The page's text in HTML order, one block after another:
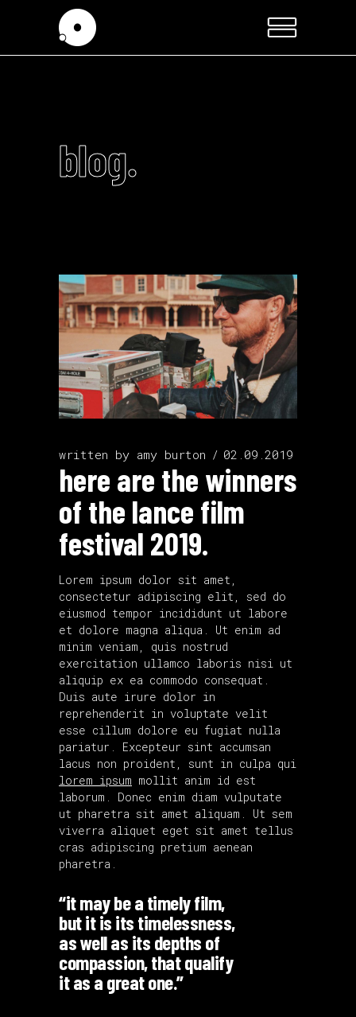
blog.
written by amy burton 02.09.2019
here are the winners
of the lance film
festival 2019.
Lorem ipsum dolor sit amet,
consectetur adipiscing elit, sed do
eiusmod tempor incididunt ut labore
et dolore magna aliqua. Ut enim ad
minim veniam, quis nostrud
exercitation ullamco laboris nisi ut
aliquip ex ea commodo consequat.
Duis aute irure dolor in
reprehenderit in voluptate velit
esse cillum dolore eu fugiat nulla
pariatur. Excepteur sint accumsan
lacus non proident, sunt in culpa qui
lorem ipsum mollit anim id est
laborum. Donec enim diam vulputate
ut pharetra sit amet aliquam. Ut sem
viverra aliquet eget sit amet tellus
cras adipiscing pretium aenean
pharetra.
“it may be a timely film,
but it is its timelessness,
as well as its depths of
compassion, that qualify
it as a great one.”